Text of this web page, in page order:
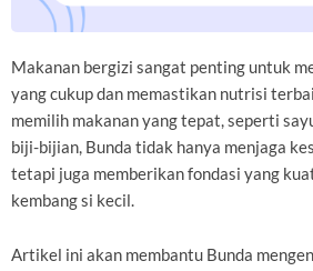
Makanan bergizi sangat penting untuk
yang cukup dan memastikan nutrisi
memilih makanan yang tepat, seperti
biji-bijian, Bunda tidak hanya menjaga
tetapi juga memberikan fondasi yang
kembang si kecil.
Artikel ini akan membantu Bunda